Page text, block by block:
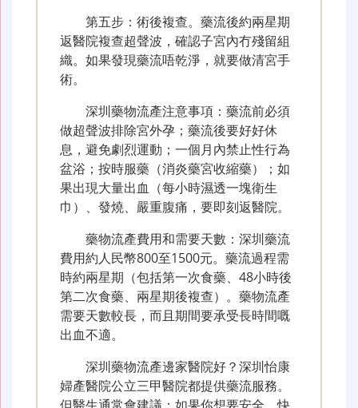
第五步：術後複查。藥流後約兩星期
返醫院複查超聲波，確認子宮內冇殘留組
織。如果發現藥流唔乾淨，就要做清宮手
術。
深圳藥物流產注意事項：藥流前必須
做超聲波排除宮外孕；藥流後要好好休
息，避免劇烈運動；一個月內禁止性行為
盆浴；按時服藥（消炎藥宮收縮藥）；如
果出現大量出血（每小時濕透一塊衛生
巾）、發燒、嚴重腹痛，要即刻返醫院。
藥物流產費用和需要天數：深圳藥流
費用約人民幣800至1500元。藥流過程需
時約兩星期（包括第一次食藥、48小時後
第二次食藥、兩星期後複查）。藥物流產
需要天數較長，而且期間要承受長時間嘅
出血不適。
深圳藥物流產邊家醫院好？深圳怡康
婦產醫院公立三甲醫院都提供藥流服務。